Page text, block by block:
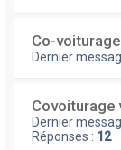
Co-
Dernier
Covoiturage
Dernier
Réponses : 12